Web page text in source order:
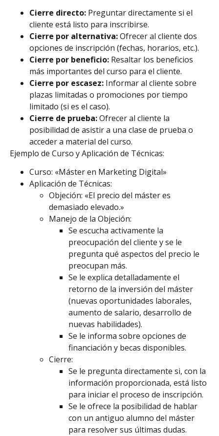
Cierre directo: Preguntar directamente si el
cliente está listo para inscribirse.
Cierre por alternativa:Ofrecer al cliente dos
opciones de inscripción (fechas, horarios, etc.).
Cierre por beneficio: Resaltar los beneficios
más importantes del curso para el cliente.
Cierre por escasez: Informar al cliente sobre
plazas limitadas o promociones por tiempo
limitado (si es el caso).
Cierre de prueba:Ofrecer al cliente la
posibilidad de asistir a una clase de prueba o
acceder a material del curso.
Ejemplo de Curso y Aplicación de Técnicas:
Curso: «Máster en Marketing Digital»
Aplicación de Técnicas:
Objeción: «El precio del máster es
demasiado elevado.»
Manejo de la Objeción:
Se escucha activamente la
preocupación del cliente y se le
pregunta qué aspectos del precio le
preocupan más.
Se le explica detalladamente el
retorno de la inversión del máster
(nuevas oportunidades laborales,
aumento de salario, desarrollo de
nuevas habilidades).
Se le informa sobre opciones de
financiación y becas disponibles.
Cierre:
Se le pregunta directamente si, con la
información proporcionada, está listo
para iniciar el proceso de inscripción.
Se le ofrece la posibilidad de hablar
con un antiguo alumno del máster
para resolver sus últimas dudas.